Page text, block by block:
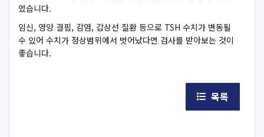
였습니다.
임신, 영양 결핍, 감염, 갑상선 질환 등으로 TSH 수치가 변동될
수 있어 수치가 정상범위에서 벗어났다면 검사를 받아보는 것이
좋습니다.
목록